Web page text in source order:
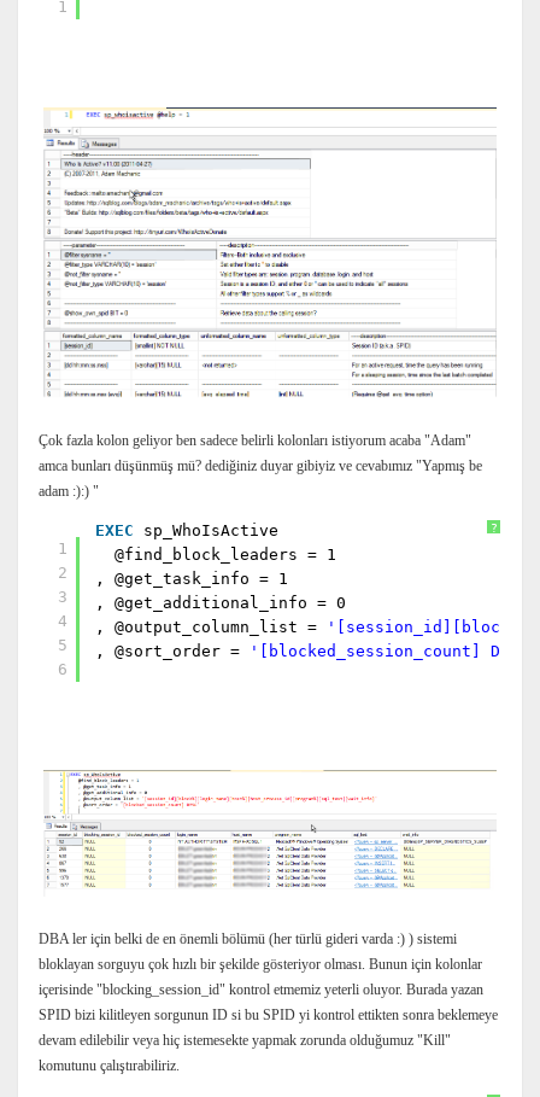
1
Çok fazla kolon geliyor ben sadece belirli kolonları istiyorum acaba "Adam"
amca bunları düşünmüş mü? dediğiniz duyar gibiyiz ve cevabımız "Yapmış be
adam :):) "
?
1
2
3
4
5
6
EXEC
sp_WhoIsActive
@find_block_leaders = 1
, @get_task_info = 1
, @get_additional_info = 0
, @output_column_list =
, @sort_order =
'[blocked_session_count] DESC'
DBA ler için belki de en önemli bölümü (her türlü gideri varda :) ) sistemi
bloklayan sorguyu çok hızlı bir şekilde gösteriyor olması. Bunun için kolonlar
içerisinde "blocking_session_id" kontrol etmemiz yeterli oluyor. Burada yazan
SPID bizi kilitleyen sorgunun ID si bu SPID yi kontrol ettikten sonra beklemeye
devam edilebilir veya hiç istemesekte yapmak zorunda olduğumuz "Kill"
komutunu çalıştırabiliriz.